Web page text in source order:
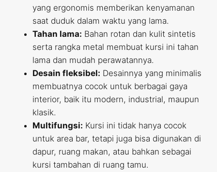
yang ergonomis memberikan kenyamanan
saat duduk dalam waktu yang lama.
Tahan lama: Bahan rotan dan kulit sintetis
serta rangka metal membuat kursi ini tahan
lama dan mudah perawatannya.
Desain fleksibel: Desainnya yang minimalis
membuatnya cocok untuk berbagai gaya
interior, baik itu modern, industrial, maupun
klasik.
Multifungsi: Kursi ini tidak hanya cocok
untuk area bar, tetapi juga bisa digunakan di
dapur, ruang makan, atau bahkan sebagai
kursi tambahan di ruang tamu.